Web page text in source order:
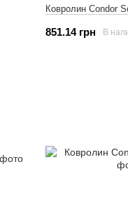
Ковролин Condor
851.14 грн В